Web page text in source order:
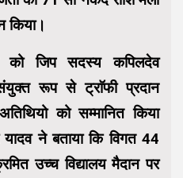
किया।
को जिप सदस्य कपिलदेव
रूप से ट्राॅफी प्रदान
को सम्मानित किया
ने बताया कि विगत 44
उच्च विद्यालय मैदान पर